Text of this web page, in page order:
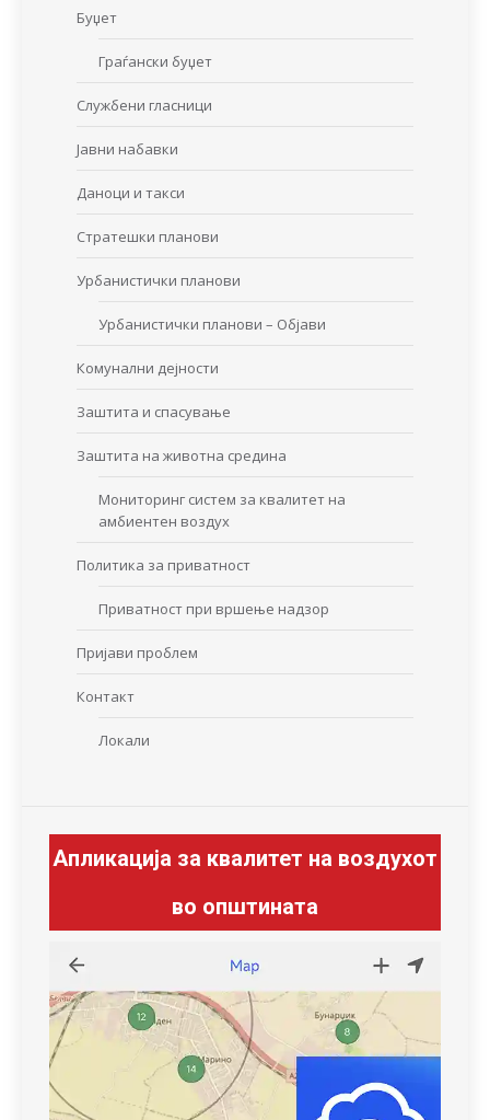
Буџет
Граѓански буџет
Службени гласници
Јавни набавки
Даноци и такси
Стратешки планови
Урбанистички планови
Урбанистички планови – Објави
Комунални дејности
Заштита и спасување
Заштита на животна средина
Мониторинг систем за квалитет на
амбиентен воздух
Политика за приватност
Приватност при вршење надзор
Пријави проблем
Контакт
Локали
Апликација за квалитет на воздухот
во општината